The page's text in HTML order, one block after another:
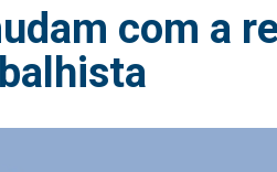
com a